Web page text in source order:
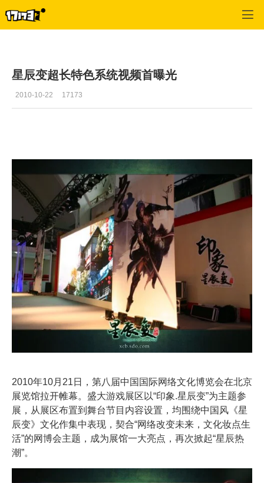
星辰变超长特色系统视频首曝光
2010-10-22 17173
2010年10月21日，第八届中国国际网络文化博览会在北京
展览馆拉开帷幕。盛大游戏展区以“印象.星辰变”为主题参
展，从展区布置到舞台节目内容设置，均围绕中国风《星
辰变》文化作集中表现，契合“网络改变未来，文化妆点生
活”的网博会主题，成为展馆一大亮点，再次掀起“星辰热
潮”。